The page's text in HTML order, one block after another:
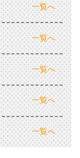
一覧へ
一覧へ
一覧へ
一覧へ
一覧へ